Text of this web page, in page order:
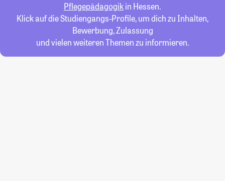
Pflegepädagogikin Hessen.
Klick auf die Studiengangs-Profile, um dich zu Inhalten,
Bewerbung, Zulassung
und vielen weiteren Themen zu informieren.